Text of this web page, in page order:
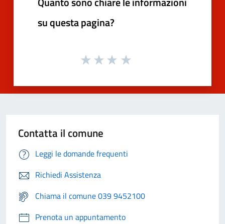
su questa pagina?
Contatta il comune
Leggi le domande frequenti
Richiedi Assistenza
Chiama il comune 039 9452100
Prenota un appuntamento